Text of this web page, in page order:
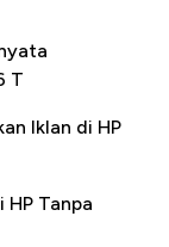
T
Iklan di HP
HP Tanpa